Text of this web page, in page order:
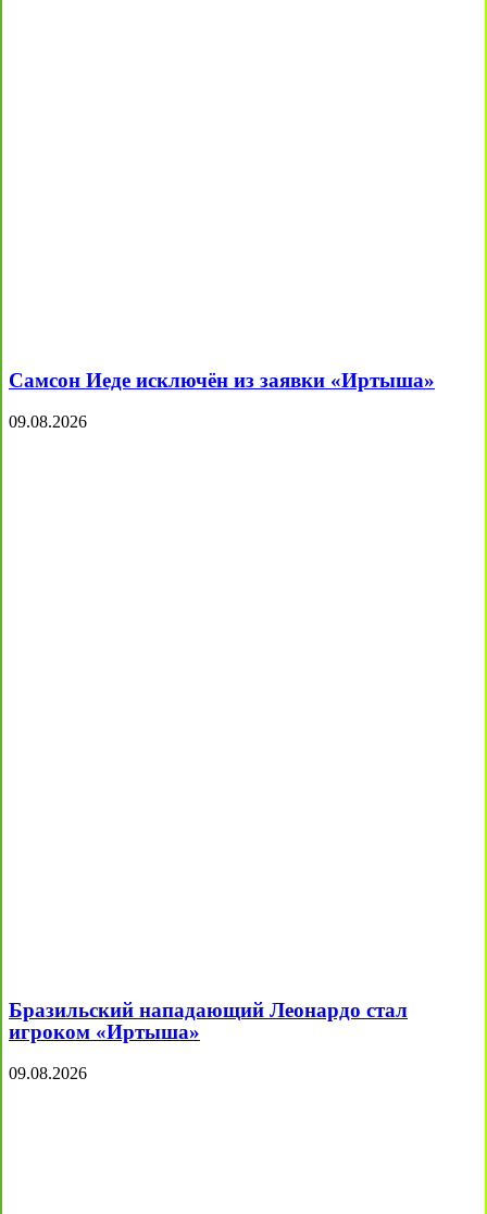
Самсон Иеде исключён из заявки «Иртыша»
09.08.2026
Бразильский нападающий Леонардо стал
игроком «Иртыша»
09.08.2026